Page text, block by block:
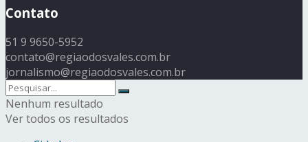
Contato
51 9 9650-5952
contato@regiaodosvales.com.br
jornalismo@regiaodosvales.com.br
Nenhum resultado
Ver todos os resultados